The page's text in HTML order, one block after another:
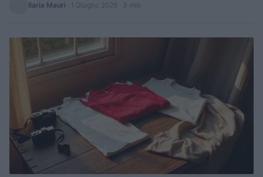
Ilaria Mauri 1 Giugno 2026 · 3 min